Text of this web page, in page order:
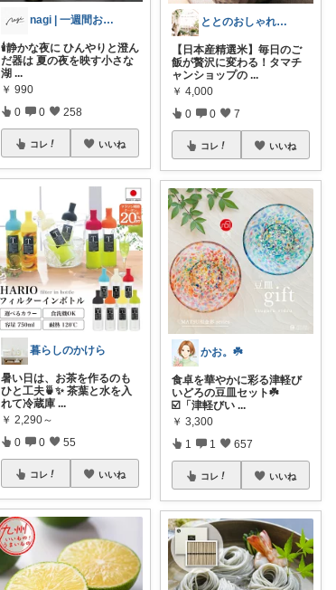
nagi | 一週間お休みします🌿
🕯️静かな夜に ひんやりと澄ん
だ器は 夏の夜を映す小さな
湖...
￥ 990
0 0 258
コレ いいね
暮らしのかけら
暑い日は、お茶を作るのも
ひと工夫🍵✨ 茶葉と水を入
れて冷蔵庫 ...
￥ 2,290～
0 0 55
コレ いいね
ととのおしゃれで緑のある暮らし
【日本産精選米】毎日のご
飯が贅沢に変わる！タマチ
ャンショップの ...
￥ 4,000
0 0 7
コレ いいね
かお。☘️
食卓を華やかに彩る津軽び
いどろの豆皿セット☘️
☑️「津軽びい ...
￥ 3,300
1 1 657
コレ いいね